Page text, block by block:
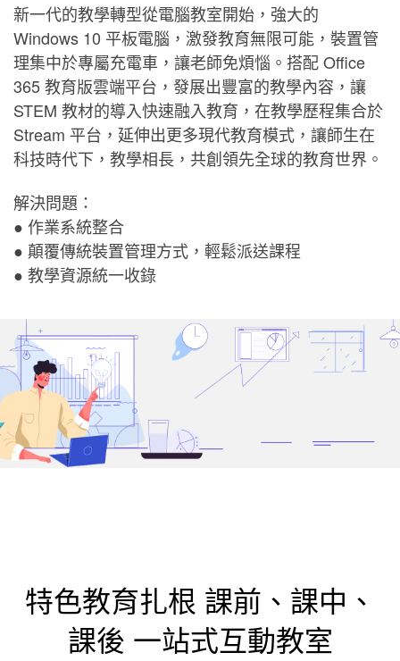
新一代的教學轉型從電腦教室開始，強大的
Windows 10 平板電腦，激發教育無限可能，裝置管
理集中於專屬充電車，讓老師免煩惱。搭配 Office
365 教育版雲端平台，發展出豐富的教學內容，讓
STEM 教材的導入快速融入教育，在教學歷程集合於
Stream 平台，延伸出更多現代教育模式，讓師生在
科技時代下，教學相長，共創領先全球的教育世界。
解決問題：
● 作業系統整合
● 顛覆傳統裝置管理方式，輕鬆派送課程
● 教學資源統一收錄
特色教育扎根 課前、課中、
課後 一站式互動教室